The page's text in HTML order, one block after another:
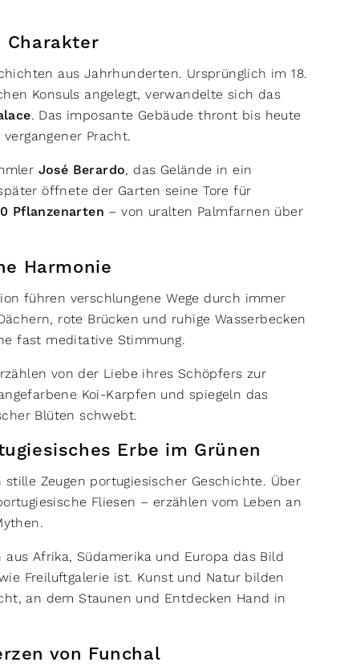
Charakter
aus Jahrhunderten. Ursprünglich im 18.
Konsuls angelegt, verwandelte sich das
. Das imposante Gebäude thront bis heute
Pracht.
José Berardo, das Gelände in ein
öffnete der Garten seine Tore für
Pflanzenarten – von uralten Palmfarnen über
Harmonie
führen verschlungene Wege durch immer
rote Brücken und ruhige Wasserbecken
fast meditative Stimmung.
von der Liebe ihres Schöpfers zur
Koi-Karpfen und spiegeln das
Blüten schwebt.
Erbe im Grünen
Zeugen portugiesischer Geschichte. Über
Fliesen – erzählen vom Leben an
aus Afrika, Südamerika und Europa das Bild
Freiluftgalerie ist. Kunst und Natur bilden
an dem Staunen und Entdecken Hand in
von Funchal